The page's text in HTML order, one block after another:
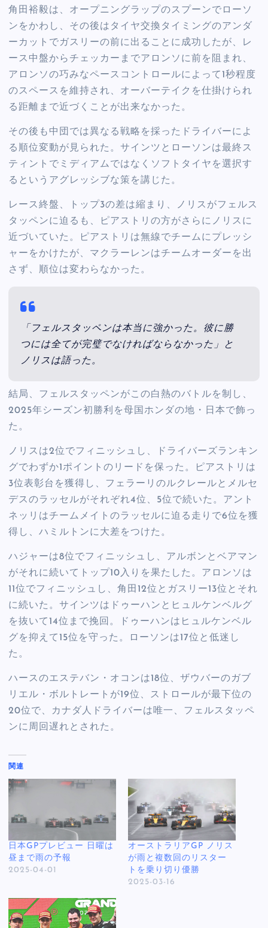
角田裕毅は、オープニングラップのスプーンでローソ
ンをかわし、その後はタイヤ交換タイミングのアンダ
ーカットでガスリーの前に出ることに成功したが、レ
ース中盤からチェッカーまでアロンソに前を阻まれ、
アロンソの巧みなペースコントロールによって1秒程度
のスペースを維持され、オーバーテイクを仕掛けられ
る距離まで近づくことが出来なかった。
その後も中団では異なる戦略を採ったドライバーによ
る順位変動が見られた。サインツとローソンは最終ス
ティントでミディアムではなくソフトタイヤを選択す
るというアグレッシブな策を講じた。
レース終盤、トップ3の差は縮まり、ノリスがフェルス
タッペンに迫るも、ピアストリの方がさらにノリスに
近づいていた。ピアストリは無線でチームにプレッシ
ャーをかけたが、マクラーレンはチームオーダーを出
さず、順位は変わらなかった。
「フェルスタッペンは本当に強かった。彼に勝
つには全てが完璧でなければならなかった」と
ノリスは語った。
結局、フェルスタッペンがこの白熱のバトルを制し、
2025年シーズン初勝利を母国ホンダの地・日本で飾っ
た。
ノリスは2位でフィニッシュし、ドライバーズランキン
グでわずか1ポイントのリードを保った。ピアストリは
3位表彰台を獲得し、フェラーリのルクレールとメルセ
デスのラッセルがそれぞれ4位、5位で続いた。アント
ネッリはチームメイトのラッセルに迫る走りで6位を獲
得し、ハミルトンに大差をつけた。
ハジャーは8位でフィニッシュし、アルボンとベアマン
がそれに続いてトップ10入りを果たした。アロンソは
11位でフィニッシュし、角田12位とガスリー13位とそれ
に続いた。サインツはドゥーハンとヒュルケンベルグ
を抜いて14位まで挽回。ドゥーハンはヒュルケンベル
グを抑えて15位を守った。ローソンは17位と低迷し
た。
ハースのエステバン・オコンは18位、ザウバーのガブ
リエル・ボルトレートが19位、ストロールが最下位の
20位で、カナダ人ドライバーは唯一、フェルスタッペ
ンに周回遅れとされた。
関連
日本GPプレビュー 日曜は
昼まで雨の予報
2025-04-01
オーストラリアGP ノリス
が雨と複数回のリスター
トを乗り切り優勝
2025-03-16